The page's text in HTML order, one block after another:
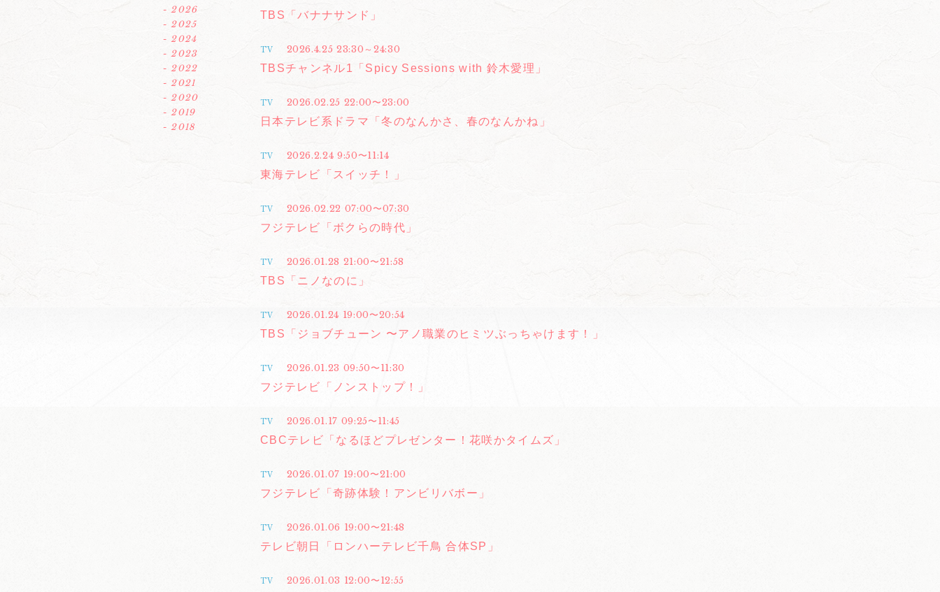
TBS「バナナサンド」
TV
2026.4.25 23:30～24:30
TBSチャンネル1「Spicy Sessions with 鈴木愛理」
TV
2026.02.25 22:00〜23:00
日本テレビ系ドラマ「冬のなんかさ、春のなんかね」
TV
2026.2.24 9:50〜11:14
東海テレビ「スイッチ！」
TV
2026.02.22 07:00〜07:30
フジテレビ「ボクらの時代」
TV
2026.01.28 21:00〜21:58
TBS「ニノなのに」
TV
2026.01.24 19:00〜20:54
TBS「ジョブチューン 〜アノ職業のヒミツぶっちゃけます！」
TV
2026.01.23 09:50〜11:30
フジテレビ「ノンストップ！」
TV
2026.01.17 09:25〜11:45
CBCテレビ「なるほどプレゼンター！花咲かタイムズ」
TV
2026.01.07 19:00〜21:00
フジテレビ「奇跡体験！アンビリバボー」
TV
2026.01.06 19:00〜21:48
テレビ朝日「ロンハーテレビ千鳥 合体SP」
TV
2026.01.03 12:00〜12:55
- 2026
- 2025
- 2024
- 2023
- 2022
- 2021
- 2020
- 2019
- 2018